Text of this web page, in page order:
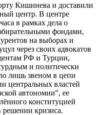
Кишинева и доставили
центр. В центре
в рамках дела о
фондами,
на выборах и
через своих адвокатов
РФ и Турции,
и политически
лишь звеном в цепи
центральных властей
автономии", ее
конституцией
кризиса.